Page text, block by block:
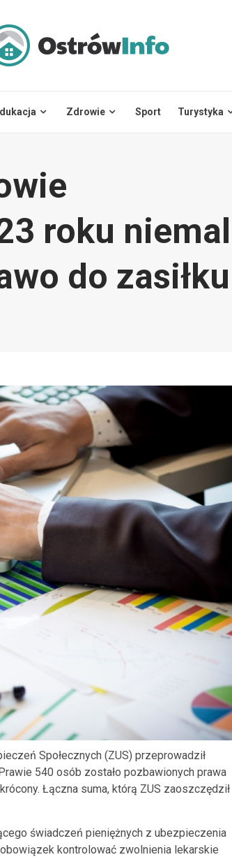
Zdrowie Sport Turystyka
roku niemal
do zasiłku
Społecznych (ZUS) przeprowadził
540 osób zostało pozbawionych prawa
Łączna suma, którą ZUS zaoszczędził
świadczeń pieniężnych z ubezpieczenia
kontrolować zwolnienia lekarskie